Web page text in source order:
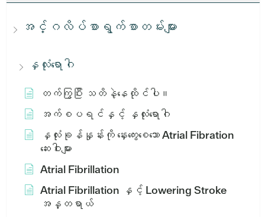
အင်္ဂလိပ်စာရွက်စာတမ်းများ
နှလုံးရောဂါ
တက်ကြွပြီး သတိနဲ့နေထိုင်ပါ။
အက်စပရင်နှင့် နှလုံးရောဂါ
နှလုံးခုန်နှုန်းကို နှေးကွေးစေသော Atrial Fibration
ဆေးဝါးများ
Atrial Fibrillation
Atrial Fibrillation နှင့် Lowering Stroke
အန္တရာယ်